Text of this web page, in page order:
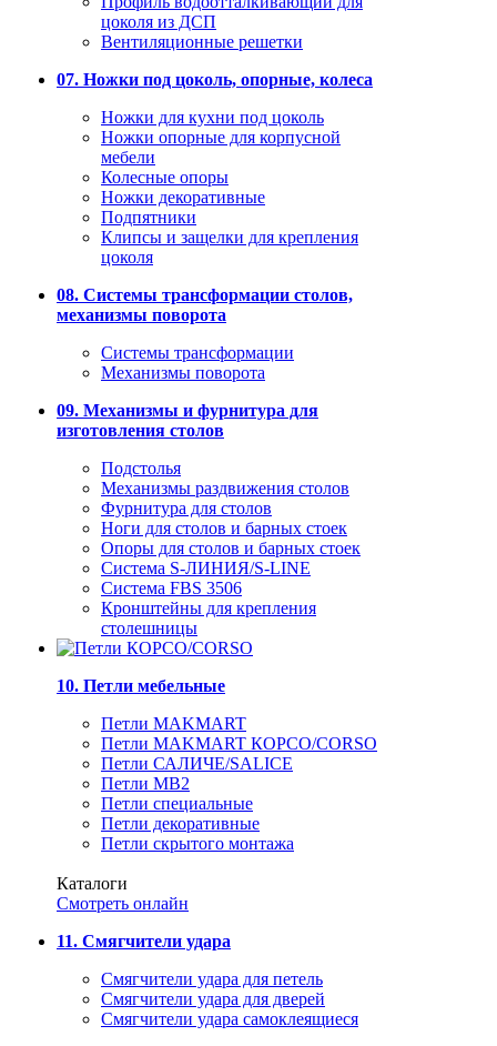
цоколя из ДСП
Вентиляционные решетки
07. Ножки под цоколь, опорные, колеса
Ножки для кухни под цоколь
Ножки опорные для корпусной
мебели
Колесные опоры
Ножки декоративные
Подпятники
Клипсы и защелки для крепления
цоколя
08. Системы трансформации столов,
механизмы поворота
Системы трансформации
Механизмы поворота
09. Механизмы и фурнитура для
изготовления столов
Подстолья
Механизмы раздвижения столов
Фурнитура для столов
Ноги для столов и барных стоек
Опоры для столов и барных стоек
Система S-ЛИНИЯ/S-LINE
Система FBS 3506
Кронштейны для крепления
столешницы
10. Петли мебельные
Петли MAKMART
Петли MAKMART КОРСО/CORSO
Петли САЛИЧЕ/SALICE
Петли MB2
Петли специальные
Петли декоративные
Петли скрытого монтажа
Каталоги
Смотреть онлайн
11. Смягчители удара
Смягчители удара для петель
Смягчители удара для дверей
Cмягчители удара самоклеящиеся